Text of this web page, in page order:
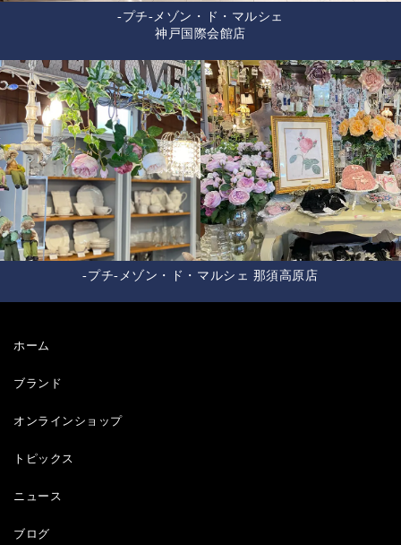
-プチ-メゾン・ド・マルシェ
神戸国際会館店
-プチ-メゾン・ド・マルシェ 那須高原店
ホーム
ブランド
オンラインショップ
トピックス
ニュース
ブログ